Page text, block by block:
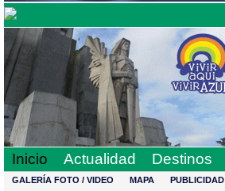
Inicio Actualidad Destinos
GALERÍA FOTO / VIDEO MAPA PUBLICIDAD